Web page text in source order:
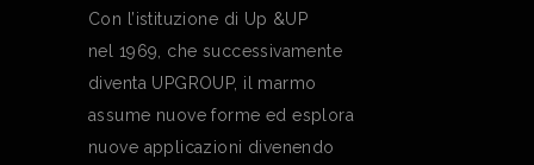
Con l’istituzione di Up &UP
nel 1969, che successivamente
diventa UPGROUP, il marmo
assume nuove forme ed esplora
nuove applicazioni divenendo